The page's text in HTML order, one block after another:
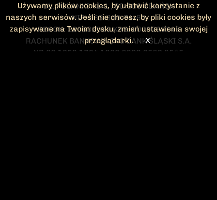
UL. POLANKI 41-1 , 80-308 GDAŃSK
NIP: 583-300-74-60
REGON: 220532063 KRS: 0000295148
RACHUNEK BANKOWY: ING BANK ŚLĄSKI S.A.
NR 90 1050 1764 1000 0023 2582 8545
Używamy plików cookies, by ułatwić korzystanie z
naszych serwisów. Jeśli nie chcesz, by pliki cookies były
zapisywane na Twoim dysku, zmień ustawienia swojej
przeglądarki.
X